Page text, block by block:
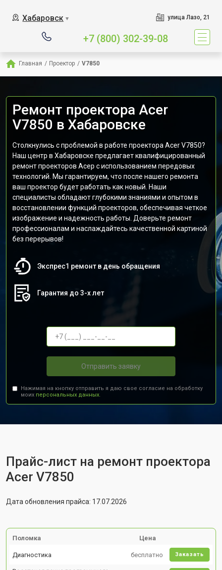
Хабаровск ▼ улица Лазо, 21
+7 (800) 302-39-08
Главная / Проектор / V7850
Ремонт проектора Acer
V7850 в Хабаровске
Столкнулись с проблемой в работе проектора Acer V7850?
Наш центр в Хабаровске предлагает квалифицированный
ремонт проекторов Асер с использованием передовых
технологий. Мы гарантируем, что после нашего ремонта
ваш проектор будет работать как новый. Наши
специалисты обладают глубокими знаниями и опытом в
восстановлении функций проекторов, обеспечивая четкое
изображение и надежность работы. Доверьте ремонт
профессионалам и наслаждайтесь качественной картиной
без перерывов!
Экспрес1 ремонт в день обращения
Гарантия до 3-х лет
Отправить заявку
Нажимая на кнопку отправить я даю свое согласие на обработку
моих персональных данных.
Прайс-лист на ремонт проектора
Acer V7850
Дата обновления прайса: 17.07.2026
Поломка Цена
Диагностика бесплатно Заказать